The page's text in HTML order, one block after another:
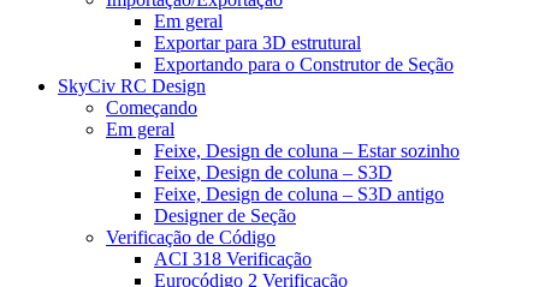
Em geral
Exportar para 3D estrutural
Exportando para o Construtor de Seção
SkyCiv RC Design
Começando
Em geral
Feixe, Design de coluna – Estar sozinho
Feixe, Design de coluna – S3D
Feixe, Design de coluna – S3D antigo
Designer de Seção
Verificação de Código
ACI 318 Verificação
Eurocódigo 2 Verificação